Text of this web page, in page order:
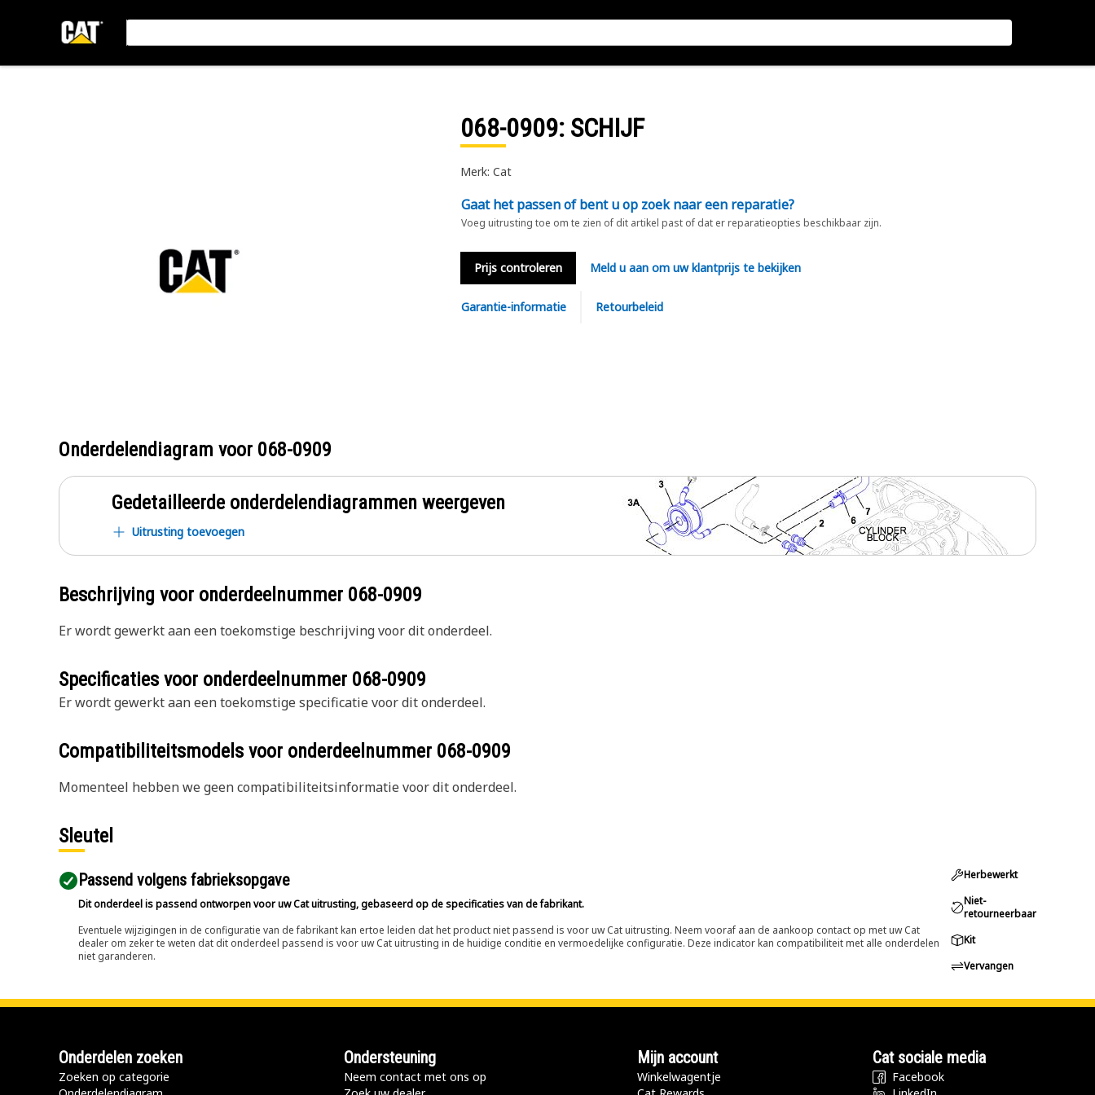
068-0909: SCHIJF
Merk: Cat
Gaat het passen of bent u op zoek naar een reparatie?
Voeg uitrusting toe om te zien of dit artikel past of dat er reparatieopties beschikbaar zijn.
Prijs controleren Meld u aan om uw klantprijs te bekijken
Garantie-informatie Retourbeleid
Onderdelendiagram voor 068-0909
Gedetailleerde onderdelendiagrammen weergeven
Uitrusting toevoegen
Beschrijving voor onderdeelnummer 068-0909
Er wordt gewerkt aan een toekomstige beschrijving voor dit onderdeel.
Specificaties voor onderdeelnummer 068-0909
Er wordt gewerkt aan een toekomstige specificatie voor dit onderdeel.
Compatibiliteitsmodels voor onderdeelnummer 068-0909
Momenteel hebben we geen compatibiliteitsinformatie voor dit onderdeel.
Sleutel
Passend volgens fabrieksopgave
Dit onderdeel is passend ontworpen voor uw Cat uitrusting, gebaseerd op de specificaties van de fabrikant.
Eventuele wijzigingen in de configuratie van de fabrikant kan ertoe leiden dat het product niet passend is voor uw Cat uitrusting. Neem vooraf aan de aankoop contact op met uw Cat
dealer om zeker te weten dat dit onderdeel passend is voor uw Cat uitrusting in de huidige conditie en vermoedelijke configuratie. Deze indicator kan compatibiliteit met alle onderdelen
niet garanderen.
Herbewerkt
Niet-
retourneerbaar
Kit
Vervangen
Onderdelen zoeken
Zoeken op categorie
Ondersteuning
Neem contact met ons op
Mijn account
Winkelwagentje
Cat sociale media
Facebook